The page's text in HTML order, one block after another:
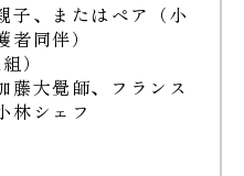
子、またはペア（小
同伴）
）
藤大覺師、フランス
林シェフ